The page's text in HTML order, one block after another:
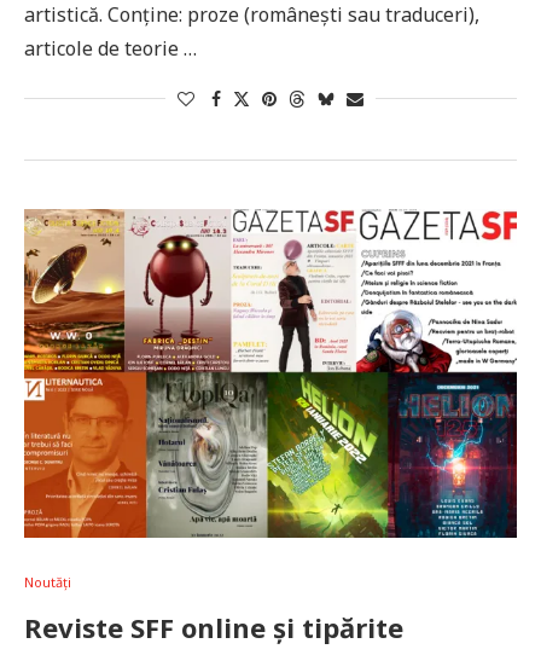
artistică. Conține: proze (românești sau traduceri),
articole de teorie …
Noutăți
Reviste SFF online și tipărite